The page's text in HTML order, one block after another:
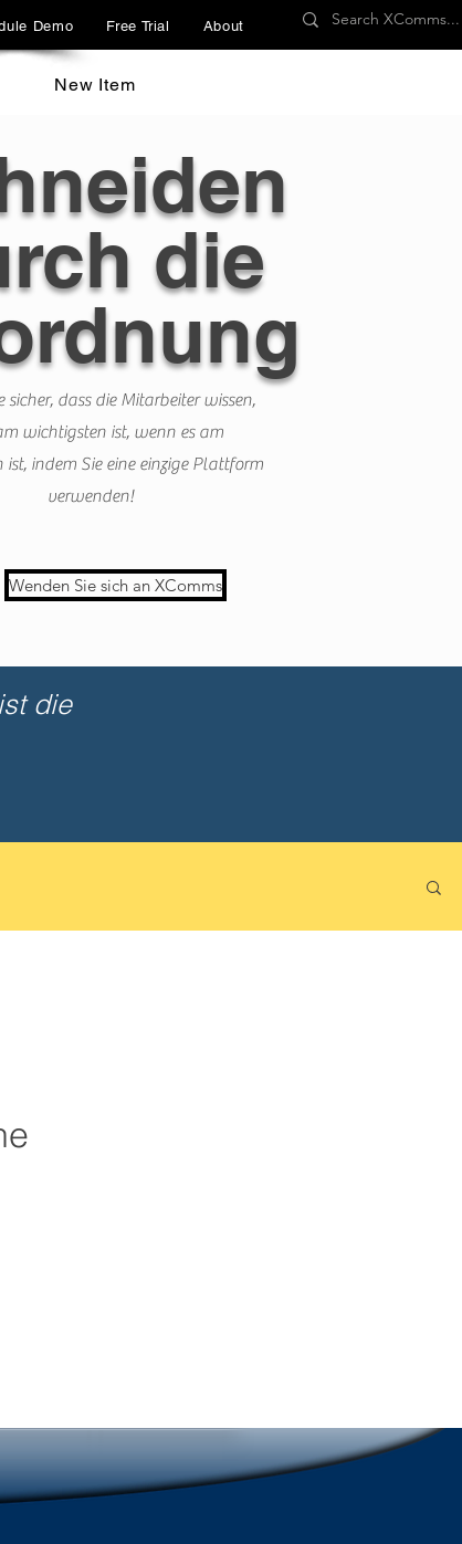
Demo Free Trial About
New Item
die
sicher, dass die Mitarbeiter wissen,
wichtigsten ist, wenn es am
ist, indem Sie eine einzige Plattform
verwenden!
Wenden Sie sich an XComms
die